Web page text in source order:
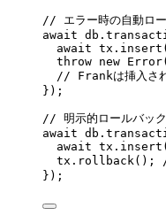
// エラー時の自動ロー
await db .
await tx . insert
throw new Error
// Frankは挿入され
});
// 明示的ロールバック
await db .
await tx . insert
tx . rollback ();
});